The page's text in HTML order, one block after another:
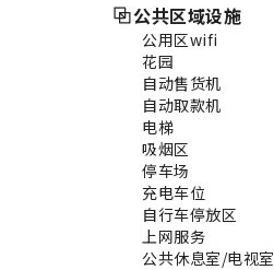
公共区域设施
公用区wifi
花园
自动售货机
自动取款机
电梯
吸烟区
停车场
充电车位
自行车停放区
上网服务
公共休息室/电视室